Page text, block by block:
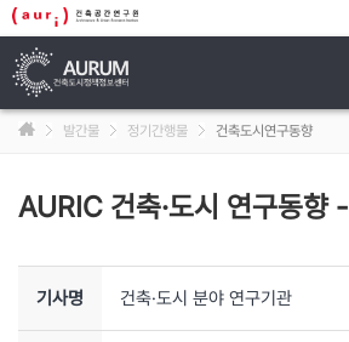
발간물 정기간행물 건축도시연구동향
AURIC 건축·도시 연구동향-
기사명 건축·도시 분야 연구기관